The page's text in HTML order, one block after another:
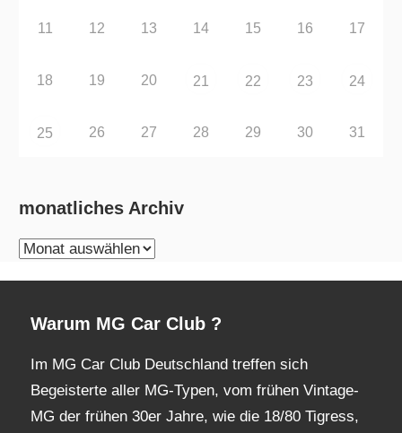
11 12 13 14 15 16 17
18 19 20 21 22 23 24
25 26 27 28 29 30 31
monatliches Archiv
monatliches
Warum MG Car Club ?
Im MG Car Club Deutschland treffen sich
Begeisterte aller MG-Typen, vom frühen Vintage-
MG der frühen 30er Jahre, wie die 18/80 Tigress,